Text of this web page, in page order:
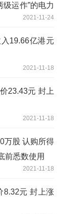
级运作”的电力
2021-11-24
19.66亿港元
2021-11-18
23.43元 封上
2021-11-18
万股 认购所得
前悉数使用
2021-11-18
8.32元 封上涨